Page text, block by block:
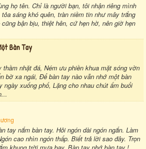
họ tên. Chỉ là người bạn, tôi nhận riêng mình
sáng khó quên, tràn niềm tin như mây trắng
bận bịu, thiệt hên, cứ hẹn hờ, nên giờ hẹn
Bàn Tay
thầm nhặt đá, Ném ưu phiền khua mặt sóng vờn
bờ xa ngái, Để bàn tay nào vẫn nhớ một bàn
ngày xuống phố, Lặng cho nhau chút ấm buổi
tay nắm bàn tay. Hỏi ngón dài ngón ngắn. Làm
cao nhìn ngón thấp. Biết trả lời sao đây. Trọn
khung trời mưa bay. Bàn tay nhớ bàn tay !...